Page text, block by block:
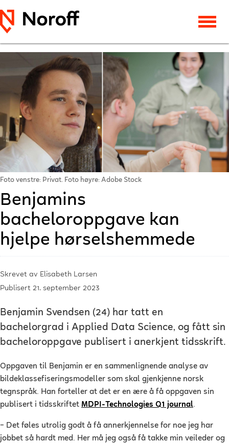
Foto venstre: Privat. Foto høyre: Adobe Stock
Benjamins
bacheloroppgave kan
hjelpe hørselshemmede
Skrevet av Elisabeth Larsen
Publisert 21. september 2023
Benjamin Svendsen (24) har tatt en
bachelorgrad i Applied Data Science, og fått sin
bacheloroppgave publisert i anerkjent tidsskrift.
Oppgaven til Benjamin er en sammenlignende analyse av
bildeklassefiseringsmodeller som skal gjenkjenne norsk
tegnspråk. Han forteller at det er en ære å få oppgaven sin
publisert i tidsskriftet MDPI-Technologies Q1 journal.
– Det føles utrolig godt å få annerkjennelse for noe jeg har
jobbet så hardt med. Her må jeg også få takke min veileder og